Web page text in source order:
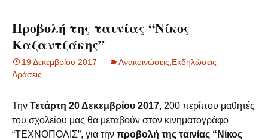
Προβολή της ταινίας “Νίκος
Καζαντζάκης”
19 Δεκεμβρίου 2017 Ανακοινώσεις Εκδηλώσεις-
Δράσεις
Την Τετάρτη 20 Δεκεμβρίου 2017, 200 περίπου μαθητές
του σχολείου μας θα μεταβούν στον κινηματογράφο
“ΤΕΧΝΟΠΟΛΙΣ”, για την προβολή της ταινίας “Νίκος